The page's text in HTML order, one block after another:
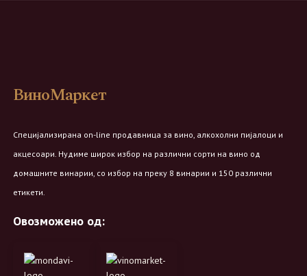
ВиноМаркет
Специјализирана on-line продавница за вино, алкохолни пијалоци и
акцесоари. Нудиме широк избор на различни сорти на вино од
домашните винарии, со избор на преку 8 винарии и 150 различни
етикети.
Овозможено од: